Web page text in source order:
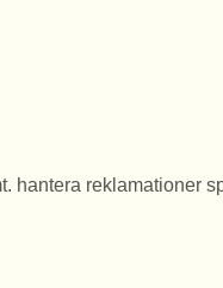
hantera reklamationer